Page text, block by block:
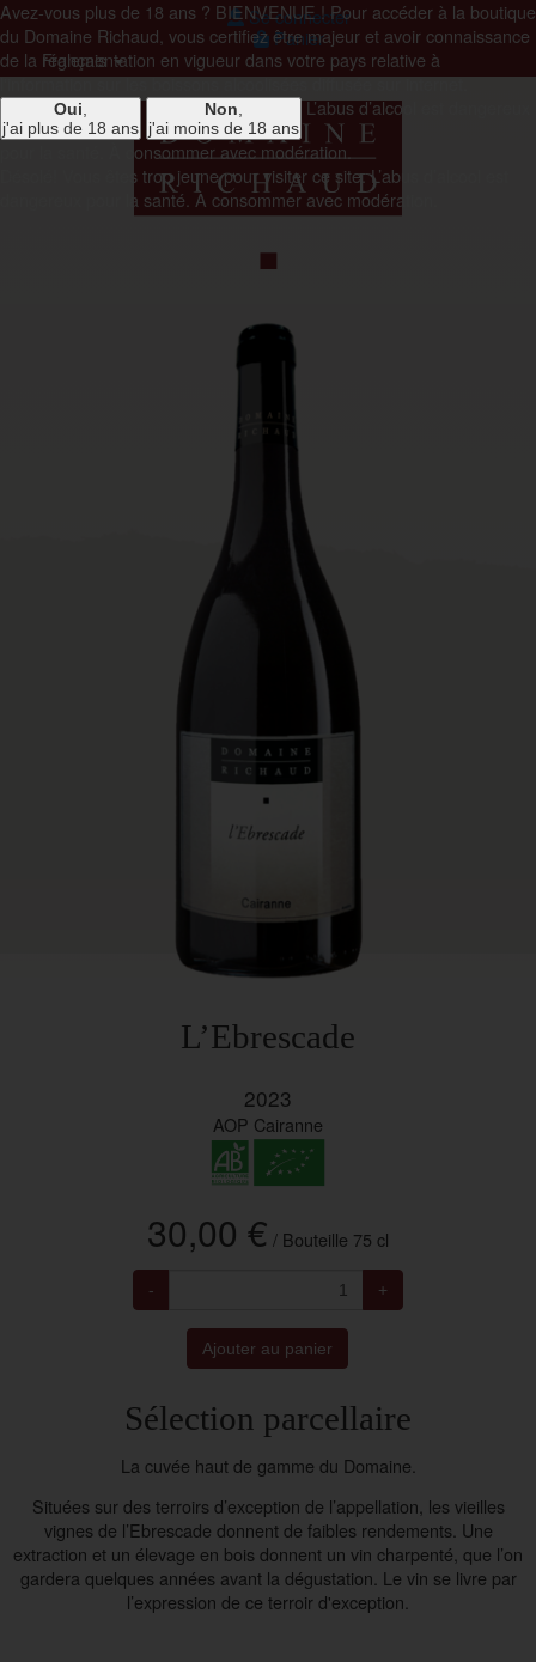
Se connecter
Panier
Français
L’Ebrescade
2023
AOP Cairanne
30,00 € / Bouteille 75 cl
- +
Ajouter au panier
Sélection parcellaire
La cuvée haut de gamme du Domaine.
Situées sur des terroirs d’exception de l’appellation, les vieilles
vignes de l’Ebrescade donnent de faibles rendements. Une
extraction et un élevage en bois donnent un vin charpenté, que l’on
gardera quelques années avant la dégustation. Le vin se livre par
l’expression de ce terroir d'exception.
Avez-vous plus de 18 ans ? BIENVENUE ! Pour accéder à la boutique
du Domaine Richaud, vous certifiez être majeur et avoir connaissance
de la réglementation en vigueur dans votre pays relative à
l'information sur les boissons alcoolisées diffusée sur internet.
Oui
j'ai plus de 18 ans
Non
j'ai moins de 18 ans
L’abus d’alcool est dangereux
pour la santé. À consommer avec modération.
Vous êtes trop jeune pour visiter ce site.L’abus d’alcool est
dangereux pour la santé. À consommer avec modération.